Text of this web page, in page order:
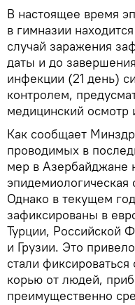
В настоящее время
в гимназии
случай заражения
даты и до
инфекции (21 день)
контролем,
медицинский осмотр
Как сообщает
проводимых в
мер в Азербайджане
эпидемиологическая
Однако в текущем
зафиксированы в
Турции, Российской
и Грузии. Это
стали
корью от людей,
преимущественно